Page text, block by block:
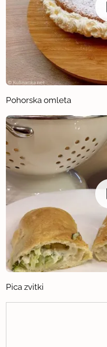
Pohorska omleta
Pica zvitki